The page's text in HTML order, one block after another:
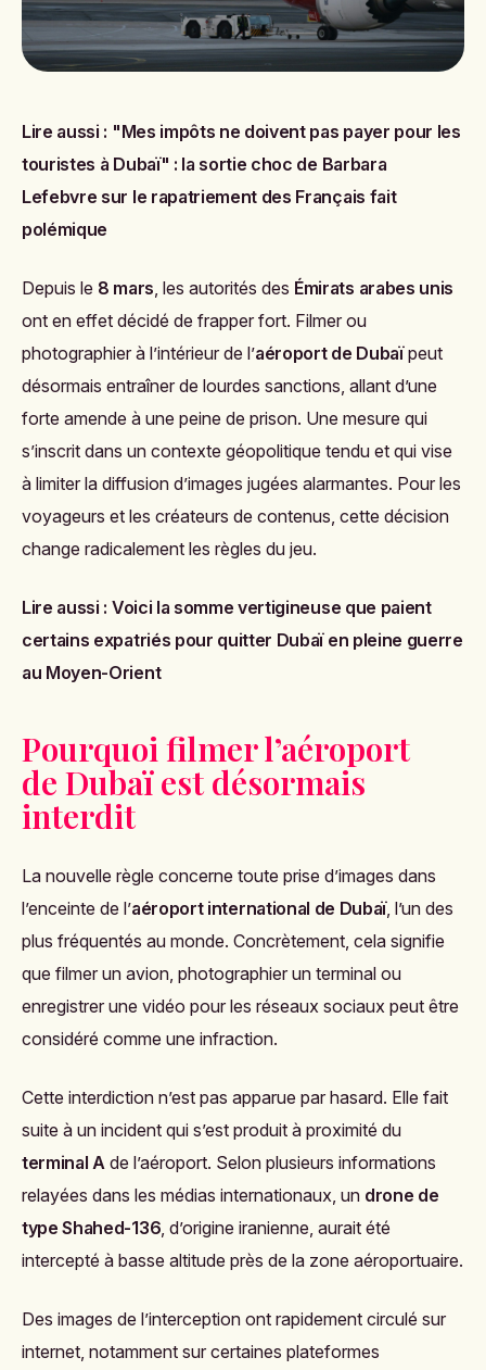
Lire aussi : "Mes impôts ne doivent pas payer pour les
touristes à Dubaï" : la sortie choc de Barbara
Lefebvre sur le rapatriement des Français fait
polémique
Depuis le 8 mars , les autorités des Émirats arabes unis
ont en effet décidé de frapper fort. Filmer ou
photographier à l’intérieur de l’aéroport de Dubaïpeut
désormais entraîner de lourdes sanctions, allant d’une
forte amende à une peine de prison. Une mesure qui
s’inscrit dans un contexte géopolitique tendu et qui vise
à limiter la diffusion d’images jugées alarmantes. Pour les
voyageurs et les créateurs de contenus, cette décision
change radicalement les règles du jeu.
Lire aussi : Voici la somme vertigineuse que paient
certains expatriés pour quitter Dubaï en pleine guerre
au Moyen-Orient
Pourquoi filmer l’aéroport
de Dubaï est désormais
interdit
La nouvelle règle concerne toute prise d’images dans
l’enceinte de l’aéroport international de Dubaï, l’un des
plus fréquentés au monde. Concrètement, cela signifie
que filmer un avion, photographier un terminal ou
enregistrer une vidéo pour les réseaux sociaux peut être
considéré comme une infraction.
Cette interdiction n’est pas apparue par hasard. Elle fait
suite à un incident qui s’est produit à proximité du
terminal A de l’aéroport. Selon plusieurs informations
relayées dans les médias internationaux, un drone de
type Shahed-136 , d’origine iranienne, aurait été
intercepté à basse altitude près de la zone aéroportuaire.
Des images de l’interception ont rapidement circulé sur
internet, notamment sur certaines plateformes